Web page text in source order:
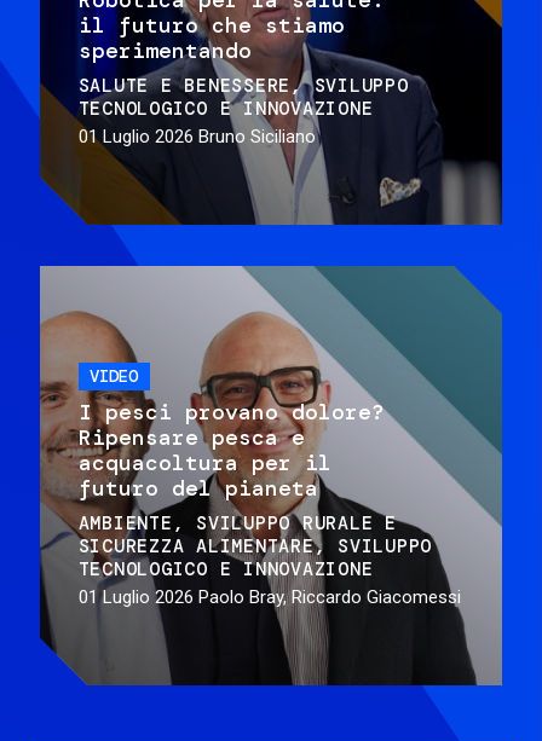
il futuro che stiamo
sperimentando
SALUTE E BENESSERE
SVILUPPO
TECNOLOGICO E INNOVAZIONE
01 Luglio 2026 Bruno Siciliano
VIDEO
I pesci provano dolore?
Ripensare pesca e
acquacoltura per il
futuro del pianeta
AMBIENTE
SVILUPPO RURALE E
SICUREZZA ALIMENTARE
SVILUPPO
TECNOLOGICO E INNOVAZIONE
01 Luglio 2026 Paolo Bray, Riccardo Giacomessi